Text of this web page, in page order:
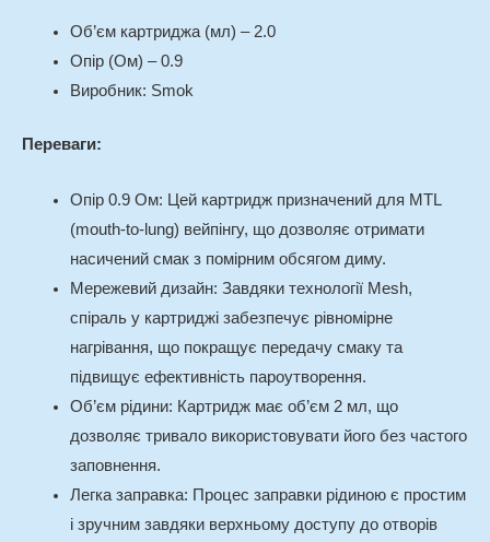
Об’єм картриджа (мл) – 2.0
Опір (Ом) – 0.9
Виробник: Smok
Переваги:
Опір 0.9 Ом: Цей картридж призначений для MTL
(mouth-to-lung) вейпінгу, що дозволяє отримати
насичений смак з помірним обсягом диму.
Мережевий дизайн: Завдяки технології Mesh,
спіраль у картриджі забезпечує рівномірне
нагрівання, що покращує передачу смаку та
підвищує ефективність пароутворення.
Об’єм рідини: Картридж має об’єм 2 мл, що
дозволяє тривало використовувати його без частого
заповнення.
Легка заправка: Процес заправки рідиною є простим
і зручним завдяки верхньому доступу до отворів